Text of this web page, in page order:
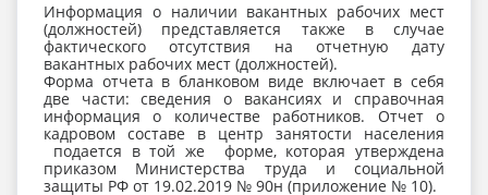
Информация о наличии вакантных рабочих мест
(должностей) представляется также в случае
фактического отсутствия на отчетную дату
вакантных рабочих мест (должностей).
Форма отчета в бланковом виде включает в себя
две части: сведения о вакансиях и справочная
информация о количестве работников. Отчет о
кадровом составе в центр занятости населения
подается в той же форме, которая утверждена
приказом Министерства труда и социальной
защиты РФ от 19.02.2019 № 90н (приложение № 10).